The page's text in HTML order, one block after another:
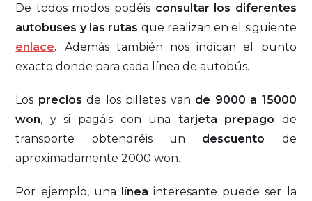
De todos modos podéis consultar los diferentes
autobuses y las rutas que realizan en el siguiente
enlace. Además también nos indican el punto
exacto donde para cada línea de autobús.
Los precios de los billetes van de 9000 a 15000
won, y si pagáis con una tarjeta prepago de
transporte obtendréis un descuento de
aproximadamente 2000 won.
Por ejemplo, una línea interesante puede ser la